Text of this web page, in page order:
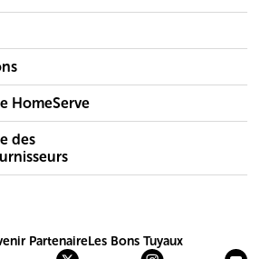
HomeServe
des
PartenaireLes Bons Tuyaux